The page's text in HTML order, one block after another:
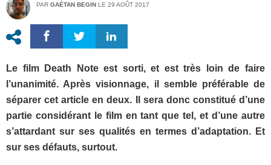
PAR GAÉTAN BEGIN LE 29 AOÛT 2017
Le film Death Note est sorti, et est très loin de faire
l’unanimité. Après visionnage, il semble préférable de
séparer cet article en deux. Il sera donc constitué d’une
partie considérant le film en tant que tel, et d’une autre
s’attardant sur ses qualités en termes d’adaptation. Et
sur ses défauts, surtout.